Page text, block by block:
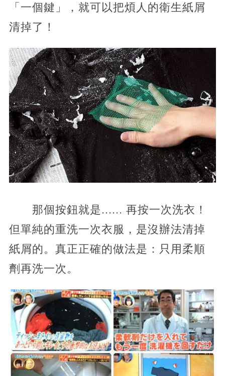
「一個鍵」，就可以把煩人的衛生紙屑
清掉了！
那個按鈕就是...... 再按一次洗衣！
但單純的重洗一次衣服，是沒辦法清掉
紙屑的。真正正確的做法是：只用柔順
劑再洗一次。